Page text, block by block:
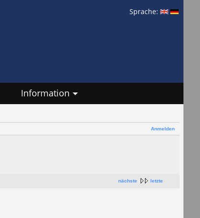
Sprache:
Information
Anmelden
nächste letzte